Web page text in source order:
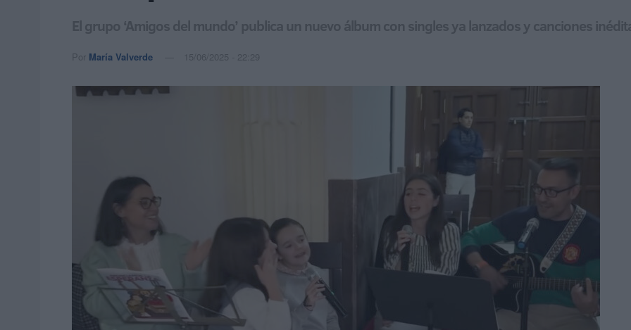
El grupo ‘Amigos del mundo’ publica un nuevo álbum con singles ya lanzados y canciones
Por María Valverde 15/06/2025 - 22:29